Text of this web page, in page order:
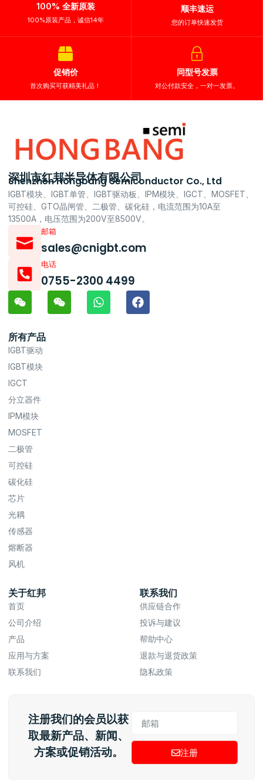
100% 全新原装
100%原装产品，诚信14年
顺丰速运
您的订单快速发货
促销价
首次购买可获精美礼品！
同型号发票
对公付款安全，一对一发票。
深圳市红邦半导体有限公司
Shenzhen Hongbang Semiconductor Co., Ltd
IGBT模块、IGBT单管、IGBT驱动板、IPM模块、IGCT、MOSFET、
可控硅、GTO晶闸管、二极管、碳化硅，电流范围为10A至
13500A，电压范围为200V至8500V。
邮箱
sales@cnigbt.com
电话
0755-2300 4499
所有产品
IGBT驱动
IGBT模块
IGCT
分立器件
IPM模块
MOSFET
二极管
可控硅
碳化硅
芯片
光耦
传感器
熔断器
风机
关于红邦
首页
公司介绍
产品
应用与方案
联系我们
联系我们
供应链合作
投诉与建议
帮助中心
退款与退货政策
隐私政策
注册我们的会员以获
取最新产品、新闻、
方案或促销活动。
注册